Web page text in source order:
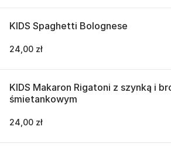
KIDS Spaghetti Bolognese
24,00 zł
KIDS Makaron Rigatoni z szynką i
śmietankowym
24,00 zł